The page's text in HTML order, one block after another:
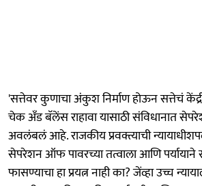
'सत्तेवर कुणाचा अंकुश निर्माण होऊन सत्तेचं
चेक अँड बॅलेंस राहावा यासाठी संविधानात
अवलंबलं आहे. राजकीय प्रवक्त्याची
सेपरेशन ऑफ पावरच्या तत्वाला आणि पर्यायाने
फासण्याचा हा प्रयत्न नाही का? जेंव्हा उच्च